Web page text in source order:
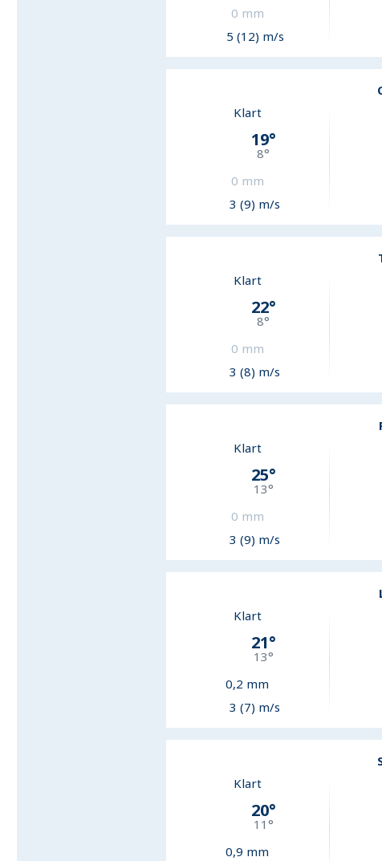
0 mm
5 (12) m/s
Klart
19°
8°
0 mm
3 (9) m/s
Klart
22°
8°
0 mm
3 (8) m/s
Klart
25°
13°
0 mm
3 (9) m/s
Klart
21°
13°
0,2 mm
3 (7) m/s
Klart
20°
11 °
0,9 mm